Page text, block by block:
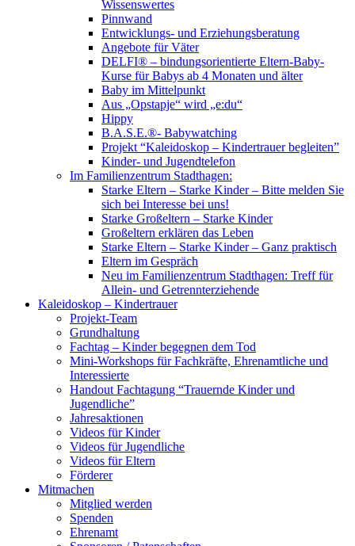
Wissenswertes
Pinnwand
Entwicklungs- und Erziehungsberatung
Angebote für Väter
DELFI® – bindungsorientierte Eltern-Baby-
Kurse für Babys ab 4 Monaten und älter
Baby im Mittelpunkt
Aus „Opstapje“ wird „e:du“
Hippy
B.A.S.E.®- Babywatching
Projekt “Kaleidoskop – Kindertrauer begleiten”
Kinder- und Jugendtelefon
Im Familienzentrum Stadthagen:
Starke Eltern – Starke Kinder – Bitte melden Sie
sich bei Interesse bei uns!
Starke Großeltern – Starke Kinder
Großeltern erklären das Leben
Starke Eltern – Starke Kinder – Ganz praktisch
Eltern im Gespräch
Neu im Familienzentrum Stadthagen: Treff für
Allein- und Getrennterziehende
Kaleidoskop – Kindertrauer
Projekt-Team
Grundhaltung
Fachtag – Kinder begegnen dem Tod
Mini-Workshops für Fachkräfte, Ehrenamtliche und
Interessierte
Handout Fachtagung “Trauernde Kinder und
Jugendliche”
Jahresaktionen
Videos für Kinder
Videos für Jugendliche
Videos für Eltern
Förderer
Mitmachen
Mitglied werden
Spenden
Ehrenamt